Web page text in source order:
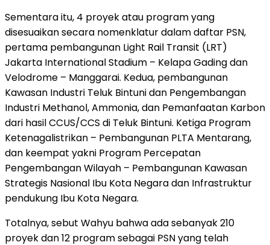
Sementara itu, 4 proyek atau program yang
disesuaikan secara nomenklatur dalam daftar PSN,
pertama pembangunan Light Rail Transit (LRT)
Jakarta International Stadium – Kelapa Gading dan
Velodrome – Manggarai. Kedua, pembangunan
Kawasan Industri Teluk Bintuni dan Pengembangan
Industri Methanol, Ammonia, dan Pemanfaatan Karbon
dari hasil CCUS/CCS di Teluk Bintuni. Ketiga Program
Ketenagalistrikan – Pembangunan PLTA Mentarang,
dan keempat yakni Program Percepatan
Pengembangan Wilayah – Pembangunan Kawasan
Strategis Nasional Ibu Kota Negara dan Infrastruktur
pendukung Ibu Kota Negara.
Totalnya, sebut Wahyu bahwa ada sebanyak 210
proyek dan 12 program sebagai PSN yang telah